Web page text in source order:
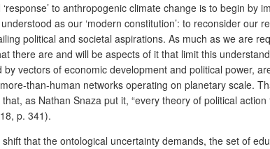
to anthropogenic climate change is to begin by
as our ‘modern constitution’: to reconsider our
political and societal aspirations. As much as we are
there are and will be aspects of it that limit this
by vectors of economic development and political power,
than-human networks operating on planetary scale.
as Nathan Snaza put it, “every theory of political
p. 341).
that the ontological uncertainty demands, the set of